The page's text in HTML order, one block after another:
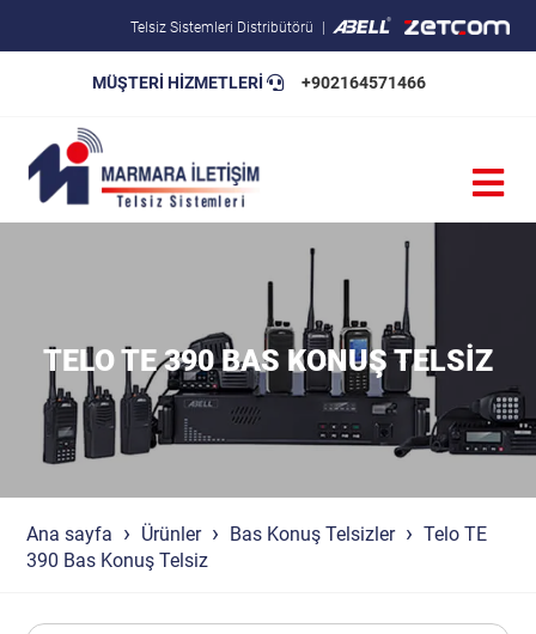
Telsiz Sistemleri Distribütörü
MÜŞTERİ HİZMETLERİ +902164571466
TELO TE 390 BAS KONUŞ TELSIZ
Ana sayfa Ürünler Bas Konuş Telsizler
Telo TE
390 Bas Konuş Telsiz